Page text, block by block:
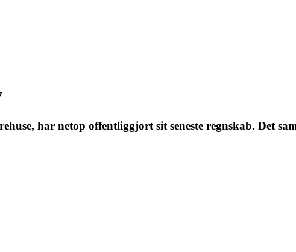
har netop offentliggjort sit seneste regnskab. Det